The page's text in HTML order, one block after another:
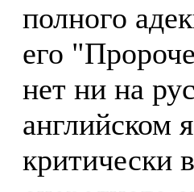
полного
его
нет ни на
английском
критически